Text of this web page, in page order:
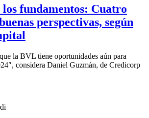
los fundamentos: Cuatro
perspectivas, según
la BVL tiene oportunidades aún para
considera Daniel Guzmán, de Credicorp